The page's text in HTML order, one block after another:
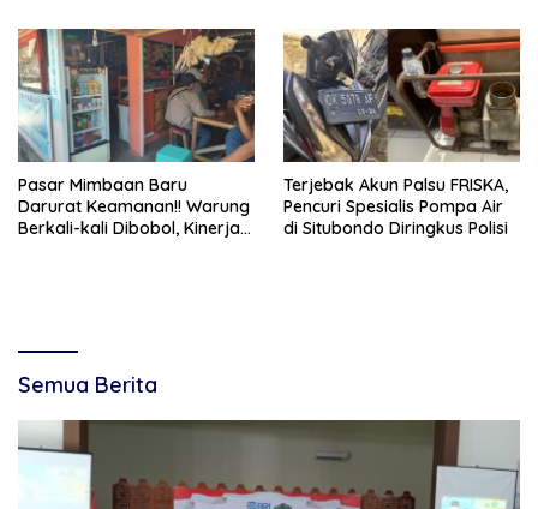
Pasar Mimbaan Baru
Darurat Keamanan!! Warung
Berkali-kali Dibobol, Kinerja
Terjebak Akun Palsu FRISKA,
Pencuri Spesialis Pompa Air
di Situbondo Diringkus Polisi
Semua Berita